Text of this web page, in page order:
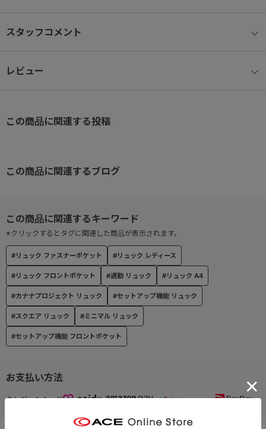
ンチPC(W31×H22×D2.5cm)が収納可能なクッション入りスリーブ
能。
メインファスナーには防犯性に優れ不用意に開かないようにするセ
□内装ポケット
・ファスナーポケット×1
□外装ポケット
・広がるサイトポケット×1
必要に応じてファスナーでマチを広げることができます。
・ペットボトルを隠せる！ファスナーサイドポケット×1
ペットボトルや傘などを収納可能。ファスナーを閉じるとカジュ
アルさを軽減してくれます。
・フロントポケット×1
→クッション入り片マチオープンポケット×2
※外装カラーを問わず内装カラーは全て同じブルーです。
スタッフコメント
レビュー
お支払い方法
クレジットカード
#リュック ファスナーポケット #リュック レディース
#リュック フロントポケット #通勤 リュック #リュック A4
#カナナプロジェクト リュック #セットアップ機能 リュック
#スクエア リュック #ミニマル リュック
#セットアップ機能 フロントポケット
※クリックするとタグに関連した商品が表示されます。
この商品に関連する投稿
この商品に関連するブログ